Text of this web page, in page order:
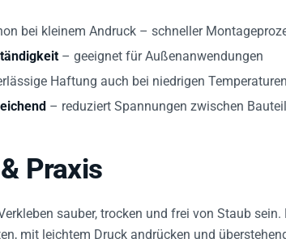
bei kleinem Andruck – schneller
– geeignet für Außenanwendungen
Haftung auch bei niedrigen Temperaturen
– reduziert Spannungen zwischen
Praxis
sauber, trocken und frei von Staub
mit leichtem Druck andrücken und